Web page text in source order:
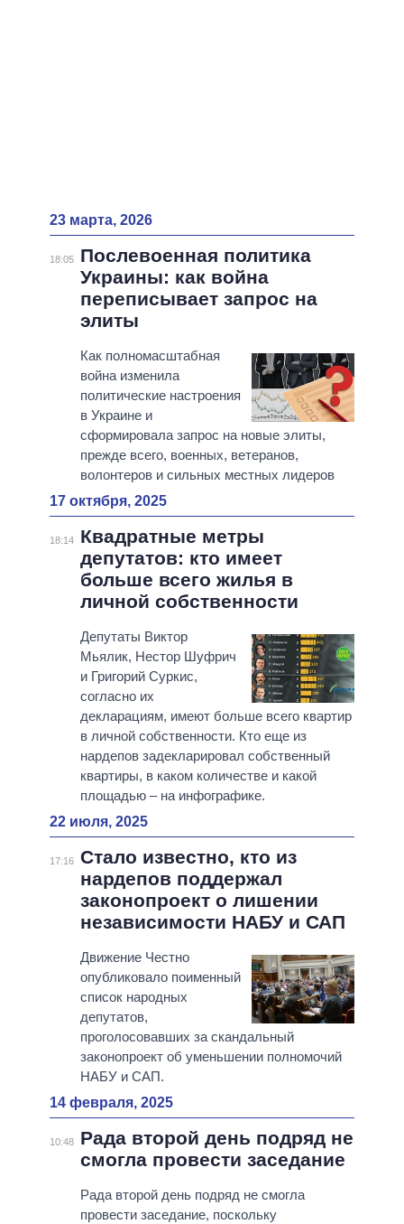
23 марта, 2026
18:05
Послевоенная политика
Украины: как война
переписывает запрос на
элиты
Как полномасштабная
война изменила
политические настроения
в Украине и
сформировала запрос на новые элиты,
прежде всего, военных, ветеранов,
волонтеров и сильных местных лидеров
17 октября, 2025
18:14
Квадратные метры
депутатов: кто имеет
больше всего жилья в
личной собственности
Депутаты Виктор
Мьялик, Нестор Шуфрич
и Григорий Суркис,
согласно их
декларациям, имеют больше всего квартир
в личной собственности. Кто еще из
нардепов задекларировал собственный
квартиры, в каком количестве и какой
площадью – на инфографике.
22 июля, 2025
17:16 Стало известно, кто из
нардепов поддержал
законопроект о лишении
независимости НАБУ и САП
Движение Честно
опубликовало поименный
список народных
депутатов,
проголосовавших за скандальный
законопроект об уменьшении полномочий
НАБУ и САП.
14 февраля, 2025
10:48
Рада второй день подряд не
смогла провести заседание
Рада второй день подряд не смогла
провести заседание, поскольку